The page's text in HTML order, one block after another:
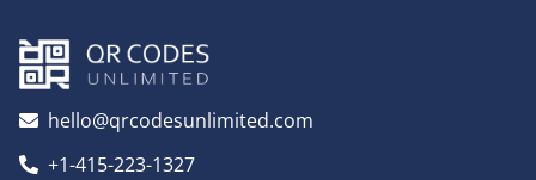
hello@qrcodesunlimited.com
+1-415-223-1327